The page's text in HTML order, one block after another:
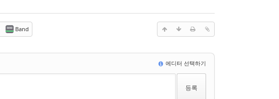
Band
에디터 선택하기